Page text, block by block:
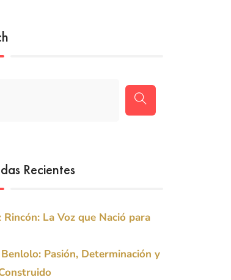
Recientes
Rincón: La Voz que Nació para
Pasión, Determinación y